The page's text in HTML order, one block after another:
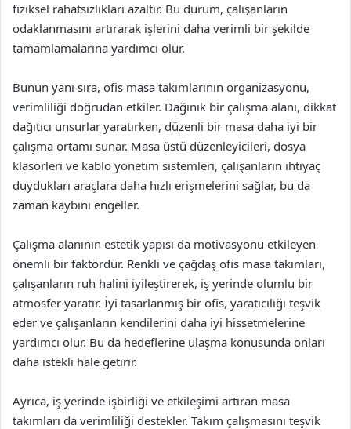
fiziksel rahatsızlıkları azaltır. Bu durum, çalışanların
odaklanmasını artırarak işlerini daha verimli bir şekilde
tamamlamalarına yardımcı olur.
Bunun yanı sıra, ofis masa takımlarının organizasyonu,
verimliliği doğrudan etkiler. Dağınık bir çalışma alanı, dikkat
dağıtıcı unsurlar yaratırken, düzenli bir masa daha iyi bir
çalışma ortamı sunar. Masa üstü düzenleyicileri, dosya
klasörleri ve kablo yönetim sistemleri, çalışanların ihtiyaç
duydukları araçlara daha hızlı erişmelerini sağlar, bu da
zaman kaybını engeller.
Çalışma alanının estetik yapısı da motivasyonu etkileyen
önemli bir faktördür. Renkli ve çağdaş ofis masa takımları,
çalışanların ruh halini iyileştirerek, iş yerinde olumlu bir
atmosfer yaratır. İyi tasarlanmış bir ofis, yaratıcılığı teşvik
eder ve çalışanların kendilerini daha iyi hissetmelerine
yardımcı olur. Bu da hedeflerine ulaşma konusunda onları
daha istekli hale getirir.
Ayrıca, iş yerinde işbirliği ve etkileşimi artıran masa
takımları da verimliliği destekler. Takım çalışmasını teşvik